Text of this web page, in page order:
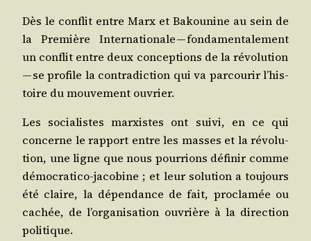
Dès le conflit entre Marx et Bakou­nine au sein de
la Pre­mière Inter­na­tio­nale — fon­da­men­ta­le­ment
un conflit entre deux concep­tions de la révo­lu­tion
— se pro­file la contra­dic­tion qui va par­cou­rir l’his­
toire du mou­ve­ment ouvrier.
Les socia­listes mar­xistes ont sui­vi, en ce qui
concerne le rap­port entre les masses et la révo­lu­
tion, une ligne que nous pour­rions défi­nir comme
démo­cra­ti­co-jaco­bine ; et leur solu­tion a tou­jours
été claire, la dépen­dance de fait, pro­cla­mée ou
cachée, de l’or­ga­ni­sa­tion ouvrière à la direc­tion
politique.